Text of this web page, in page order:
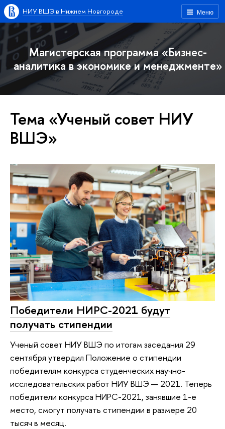
Меню
НИУ ВШЭ в Нижнем Новгороде
Магистерская программа «Бизнес-
аналитика в экономике и менеджменте»
Тема «Ученый совет НИУ
ВШЭ»
Победители НИРС-2021 будут
получать стипендии
Ученый совет НИУ ВШЭ по итогам заседания 29
сентября утвердил Положение о стипендии
победителям конкурса студенческих научно-
исследовательских работ НИУ ВШЭ — 2021. Теперь
победители конкурса НИРС-2021, занявшие 1-е
место, смогут получать стипендии в размере 20
тысяч в месяц.